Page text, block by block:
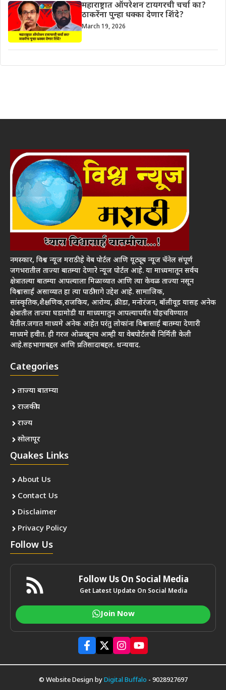
महाराष्ट्रात ऑपरेशन टायगरची चर्चा का?
ठाकरेंना पुन्हा धक्का देणार शिंदे?
March 19, 2026
नमस्कार, विश्व न्यूज मराठी हे वेब पोर्टल आणि यूट्यूब न्यूज चॅनेल संपूर्ण
जगभरातील ताज्या बातम्या देणारे न्यूज पोर्टल आहे. या माध्यमातून सर्वच
क्षेत्रातल्या बातम्या आपल्याला मिळाव्यात आणि त्या केवळ ताज्या नसून
विश्वासार्ह असाव्यात हा त्या पाठीमागे उद्देश आहे. सामाजिक,
सांस्कृतिक,शैक्षणिक,राजकिय, आरोग्य, क्रीडा, मनोरंजन, बॉलीवूड यासह अनेक
क्षेत्रातील ताज्या घडामोडी या माध्यमातुन आपल्यापर्यंत पोहचविण्यात
येतील.जगात माध्यमे अनेक आहेत परंतु लोकांना विश्वासार्ह बातम्या देणारी
माध्यमे हवीत. ही गरज ओळखूनच आम्ही या वेबपोर्टलची निर्मिती केली
आहे.सहभागाबद्दल आणि प्रतिसादाबद्दल. धन्यवाद.
Categories
ताज्या बातम्या
राजकीय
राज्य
सोलापूर
Quakes Links
About Us
Contact Us
Disclaimer
Privacy Policy
Follow Us
Follow Us On Social Media
Get Latest Update On Social Media
Join Now
© Website Design byDigital Buffalo - 9028927697